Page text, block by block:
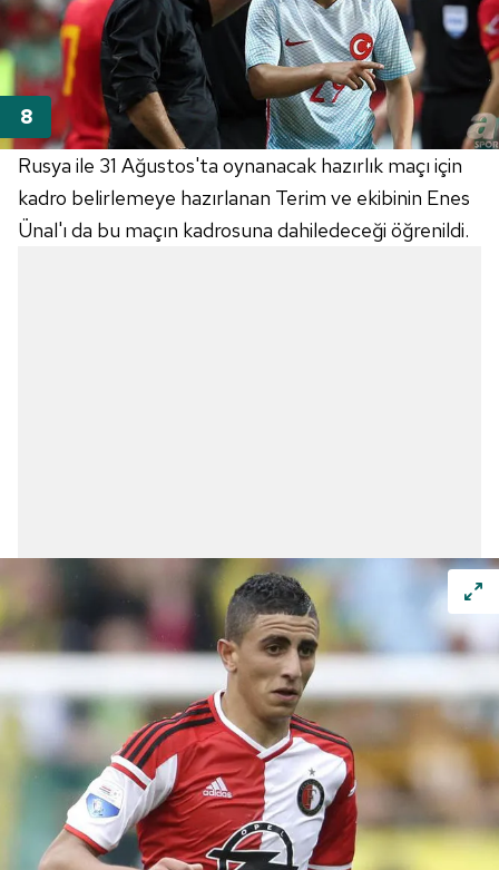
hazırlanmış Aydınlatma Metnimizi okumak ve sitemizde
ilgili mevzuata uygun olarak kullanılan çerezlerle ilgili bilgi
almak için lütfentıklayınız
Rusya ile 31 Ağustos'ta oynanacak hazırlık maçı için
kadro belirlemeye hazırlanan Terim ve ekibinin Enes
Ünal'ı da bu maçın kadrosuna dahiledeceği öğrenildi.